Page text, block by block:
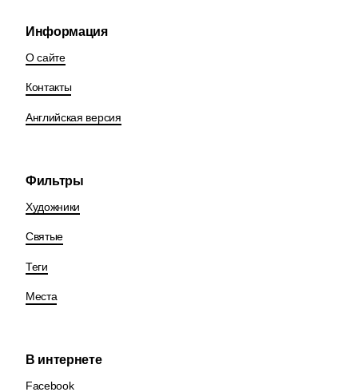
Информация
О сайте
Контакты
Английская версия
Фильтры
Художники
Святые
Теги
Места
В интернете
Facebook